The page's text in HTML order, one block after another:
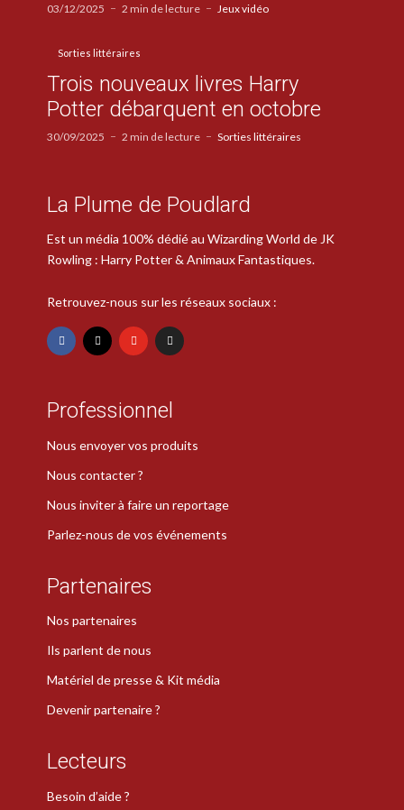
03/12/2025 2 min de lecture Jeux vidéo
Sorties littéraires
Trois nouveaux livres Harry
Potter débarquent en octobre
30/09/2025 2 min de lecture Sorties littéraires
La Plume de Poudlard
Est un média 100% dédié au Wizarding World de JK
Rowling : Harry Potter & Animaux Fantastiques.
Retrouvez-nous sur les réseaux sociaux :
Professionnel
Nous envoyer vos produits
Nous contacter ?
Nous inviter à faire un reportage
Parlez-nous de vos événements
Partenaires
Nos partenaires
Ils parlent de nous
Matériel de presse & Kit média
Devenir partenaire ?
Lecteurs
Besoin d’aide ?